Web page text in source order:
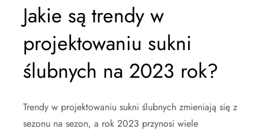
Jakie są trendy w
projektowaniu sukni
ślubnych na 2023 rok?
Trendy w projektowaniu sukni ślubnych zmieniają się z
sezonu na sezon, a rok 2023 przynosi wiele